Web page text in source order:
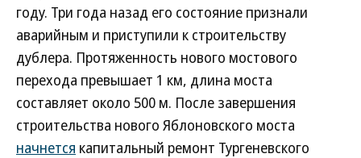
году. Три года назад его состояние признали
аварийным и приступили к строительству
дублера. Протяженность нового мостового
перехода превышает 1 км, длина моста
составляет около 500 м. После завершения
строительства нового Яблоновского моста
начнется капитальный ремонт Тургеневского